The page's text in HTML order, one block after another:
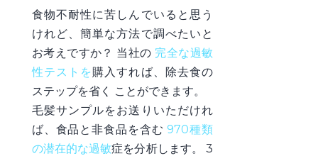
食物不耐性に苦しんでいると思う
けれど、簡単な方法で調べたいと
お考えですか？ 当社の 完全な過敏
性テストを 購入すれば、除去食の
ステップを省く
ことができます。
毛髪サンプルをお送り いただけれ
ば、 食品と非食品を含む970種類
の潜在的な過敏症を分析します。
3